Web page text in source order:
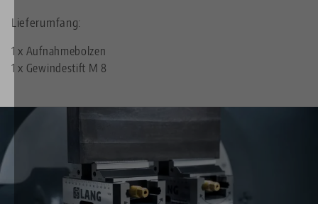
Lieferumfang:
1 x Aufnahmebolzen
1 x Gewindestift M 8